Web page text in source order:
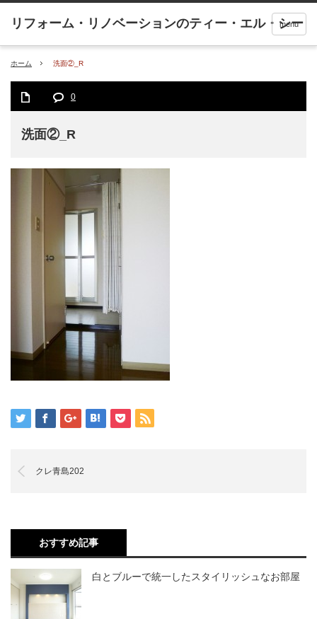
menu
ホーム 洗面②_R
0
洗面②_R
クレ青島202
おすすめ記事
白とブルーで統一したスタイリッシュなお部屋